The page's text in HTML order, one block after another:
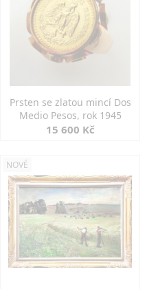
Prsten se zlatou mincí Dos
Medio Pesos, rok 1945
15 600 Kč
NOVÉ